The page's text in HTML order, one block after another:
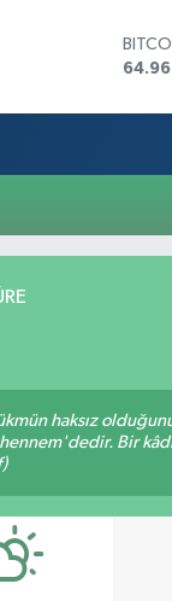
haksız
Bir